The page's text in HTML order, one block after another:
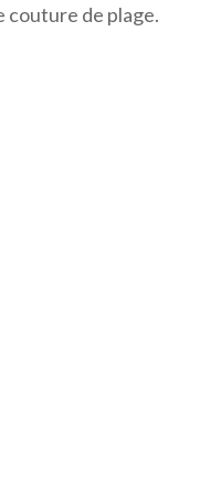
couture de plage.